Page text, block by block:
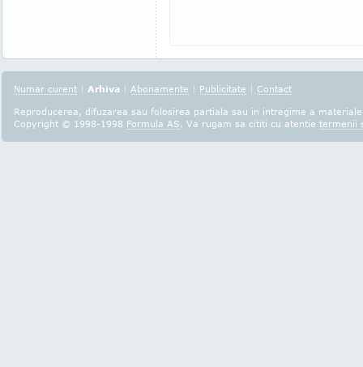
Numar curent | Arhiva | Abonamente | Publicitate | Contact
Reproducerea, difuzarea sau folosirea partiala sau in intregime a
Copyright © 1998-1998 Formula AS. Va rugam sa cititi cu atentie termenii